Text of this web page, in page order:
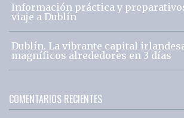
Información práctica y
viaje a Dublín
Dublín. La vibrante capital
magníficos alrededores en 3 días
COMENTARIOS RECIENTES